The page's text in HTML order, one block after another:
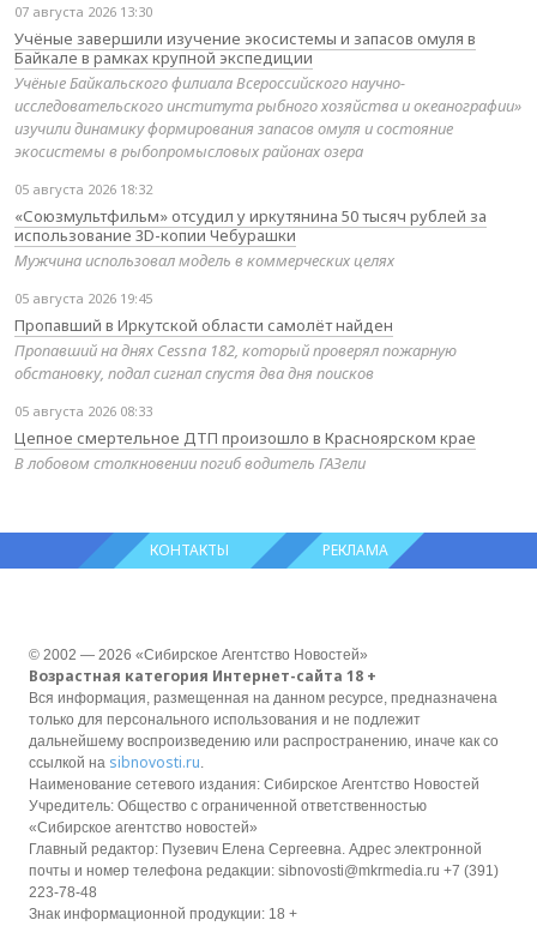
07 августа 2026 13:30
Учёные завершили изучение экосистемы и запасов омуля в
Байкале в рамках крупной экспедиции
Учёные Байкальского филиала Всероссийского научно-
исследовательского института рыбного хозяйства и океанографии»
изучили динамику формирования запасов омуля и состояние
экосистемы в рыбопромысловых районах озера
05 августа 2026 18:32
«Союзмультфильм» отсудил у иркутянина 50 тысяч рублей за
использование 3D-копии Чебурашки
Мужчина использовал модель в коммерческих целях
05 августа 2026 19:45
Пропавший в Иркутской области самолёт найден
Пропавший на днях Cessna 182, который проверял пожарную
обстановку, подал сигнал спустя два дня поисков
05 августа 2026 08:33
Цепное смертельное ДТП произошло в Красноярском крае
В лобовом столкновении погиб водитель ГАЗели
КОНТАКТЫ РЕКЛАМА
© 2002 — 2026 «Сибирское Агентство Новостей»
Возрастная категория Интернет-сайта 18 +
Вся информация, размещенная на данном ресурсе, предназначена
только для персонального использования и не подлежит
дальнейшему воспроизведению или распространению, иначе как со
ссылкой на sibnovosti.ru
Наименование сетевого издания: Сибирское Агентство Новостей
Учредитель: Общество с ограниченной ответственностью
«Сибирское агентство новостей»
Главный редактор: Пузевич Елена Сергеевна. Адрес электронной
почты и номер телефона редакции: sibnovosti@mkrmedia.ru +7 (391)
223-78-48
Знак информационной продукции: 18 +